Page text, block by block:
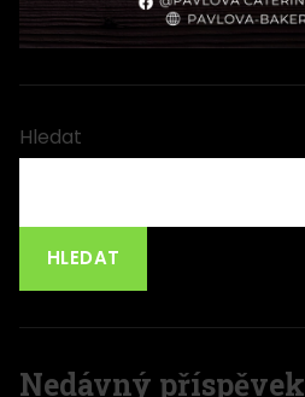
Hledat
HLEDAT
Nedávný příspěvek